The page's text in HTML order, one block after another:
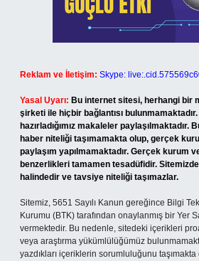
Reklam ve İletişim: Skype:
Yasal Uyarı: Bu internet sitesi, herhangi bir
şirketi ile hiçbir bağlantısı
hazırladığımız makaleler
haber niteliği taşımamakta olup, gerçek
paylaşım yapılmamaktadır. Gerçek kurum
benzerlikleri tamamen tesadüfidir.
halindedir ve tavsiye niteliği taşımazlar.
Sitemiz, 5651 Sayılı Kanun gereğince Bilgi
Kurumu (BTK) tarafından onaylanmış bir Yer
vermektedir. Bu nedenle, sitedeki içerikleri
veya araştırma yükümlülüğümüz
yazdıkları içeriklerin sorumluluğunu